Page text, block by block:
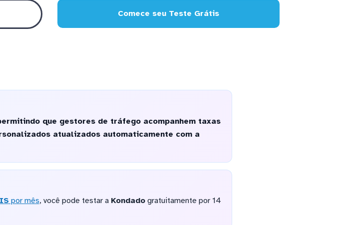
Comece seu Teste Grátis
que gestores de tráfego acompanhem taxas
atualizados automaticamente com a
por mês, você pode testar a Kondadogratuitamente por 14